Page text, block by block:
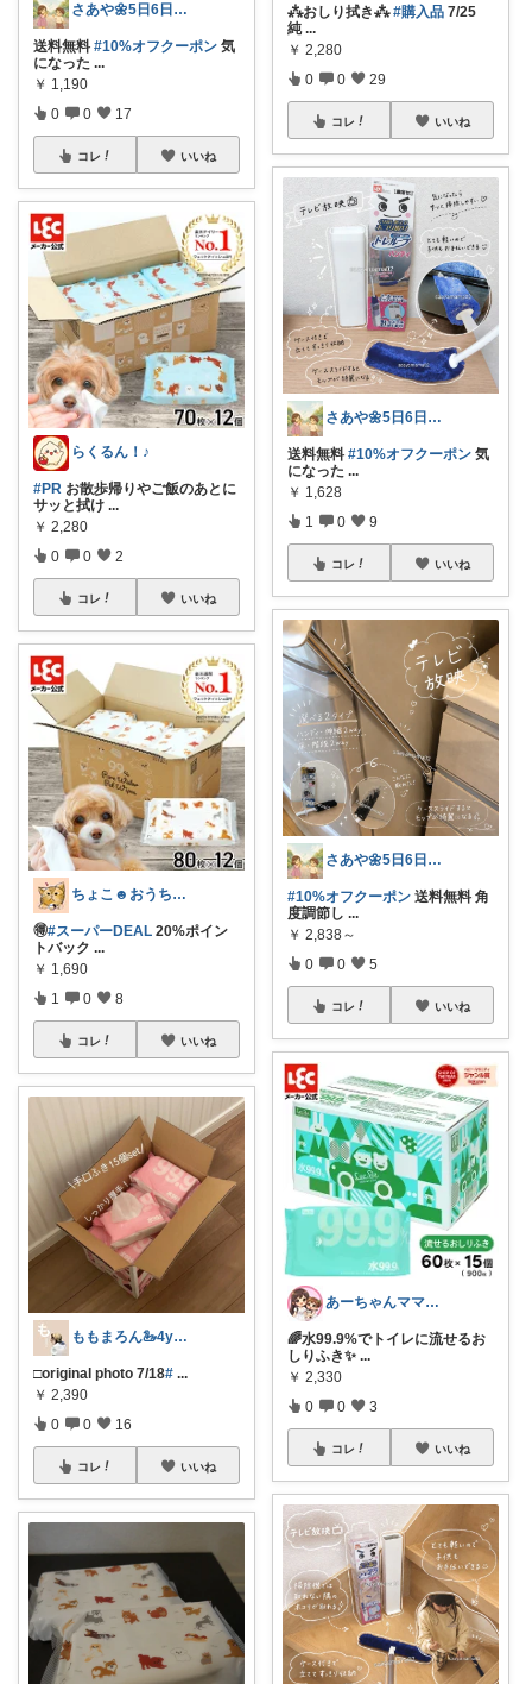
さあや🌼5日6日有難うございます
送料無料 #10%オフクーポン 気
になった ...
￥ 1,190
0 0 17
コレ いいね
らくるん！♪
#PR お散歩帰りやご飯のあとに
サッと拭け ...
￥ 2,280
0 0 2
コレ いいね
ちょこ☻おうち時間充実🏠アイテム
🉐#スーパーDEAL 20%ポイン
トバック ...
￥ 1,690
1 0 8
コレ いいね
ももまろん🦢4y＆2y boys
□original photo 7/18# ...
￥ 2,390
0 0 16
コレ いいね
⁂おしり拭き⁂#購入品 7/25
純 ...
￥ 2,280
0 0 29
コレ いいね
さあや🌼5日6日有難うございます
送料無料 #10%オフクーポン 気
になった ...
￥ 1,628
1 0 9
コレ いいね
さあや🌼5日6日有難うございます
#10%オフクーポン 送料無料 角
度調節し ...
￥ 2,838～
0 0 5
コレ いいね
あーちゃんママ🐣朝コレ5時✨2y娘
🌈水99.9%でトイレに流せるお
しりふき✨ ...
￥ 2,330
0 0 3
コレ いいね